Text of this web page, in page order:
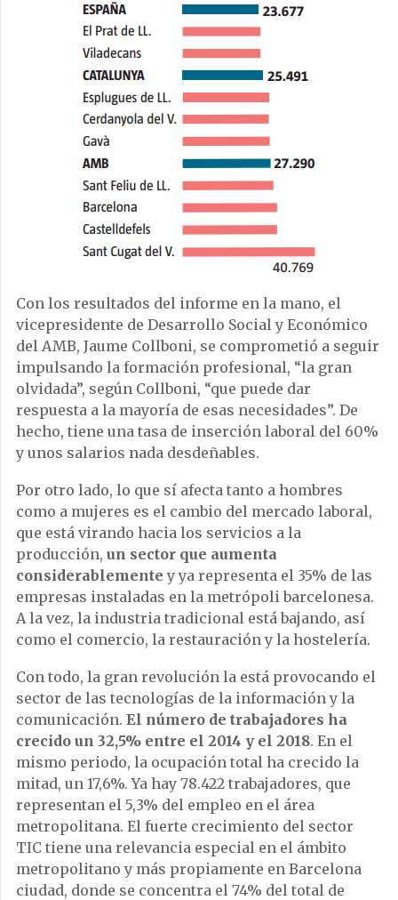
Con los resultados del informe en la mano, el
vicepresidente de Desarrollo Social y Económico
del AMB, Jaume Coll­boni, se comprometió a seguir
impulsando la formación profesional, “la gran
olvidada”, según Collboni, “que puede dar
respuesta a la mayoría de esas necesidades”. De
hecho, tiene una tasa de inserción laboral del 60%
y unos salarios nada desdeñables.
Por otro lado, lo que sí afecta tanto a hombres
como a mujeres es el cambio del mercado laboral,
que está virando hacia los servicios a la
producción, un sector que aumenta
considerablemente y ya representa el 35% de las
empresas instaladas en la metrópoli barcelonesa.
A la vez, la industria tradicional está bajando, así
como el comercio, la restauración y la hostelería.
Con todo, la gran revolución la está provocando el
sector de las tecnologías de la información y la
comunicación. El número de trabajadores ha
crecido un 32,5% entre el 2014 y el 2018. En el
mismo periodo, la ocupación total ha crecido la
mitad, un 17,6%. Ya hay 78.422 trabajadores, que
representan el 5,3% del empleo en el área
metropolitana. El fuerte crecimiento del sector
TIC tiene una relevancia especial en el ámbito
metropolitano y más propiamente en Barcelona
ciudad, donde se concentra el 74% del total de